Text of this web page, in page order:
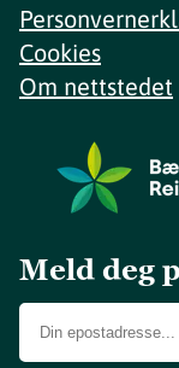
Cookies
Om nettstedet
Meld deg